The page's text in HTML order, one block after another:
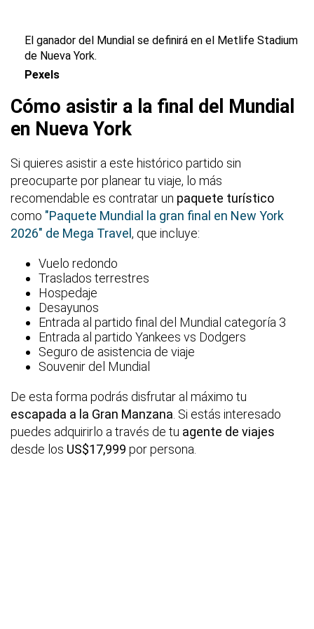
El ganador del Mundial se definirá en el Metlife Stadium
de Nueva York.
Pexels
Cómo asistir a la final del Mundial
en Nueva York
Si quieres asistir a este histórico partido sin
preocuparte por planear tu viaje, lo más
recomendable es contratar un paquete turístico
como "Paquete Mundial la gran final en New York
2026" de Mega Travel , que incluye:
Vuelo redondo
Traslados terrestres
Hospedaje
Desayunos
Entrada al partido final del Mundial categoría 3
Entrada al partido Yankees vs Dodgers
Seguro de asistencia de viaje
Souvenir del Mundial
De esta forma podrás disfrutar al máximo tu
escapada a la Gran Manzana . Si estás interesado
puedes adquirirlo a través de tu agente de viajes
desde los US$17,999 por persona.